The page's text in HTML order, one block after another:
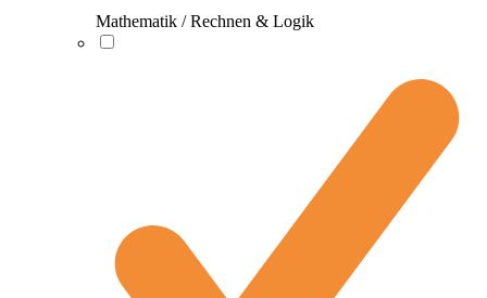
Mathematik / Rechnen & Logik